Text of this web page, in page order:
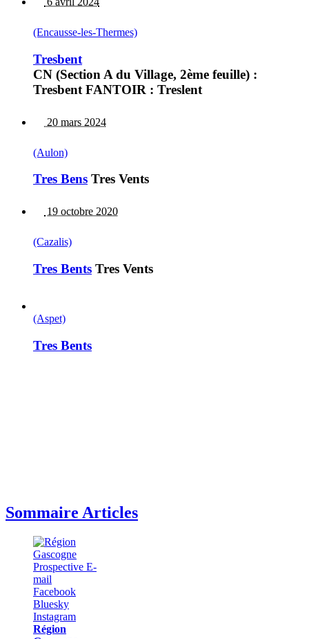
(Encausse-les-Thermes)
Tresbent
CN (Section A du Village, 2ème feuille) :
Tresbent FANTOIR : Treslent
20 mars 2024
(Aulon)
Tres Bens Tres Vents
19 octobre 2020
(Cazalis)
Tres Bents Tres Vents
(Aspet)
Tres Bents
Sommaire Articles
Région